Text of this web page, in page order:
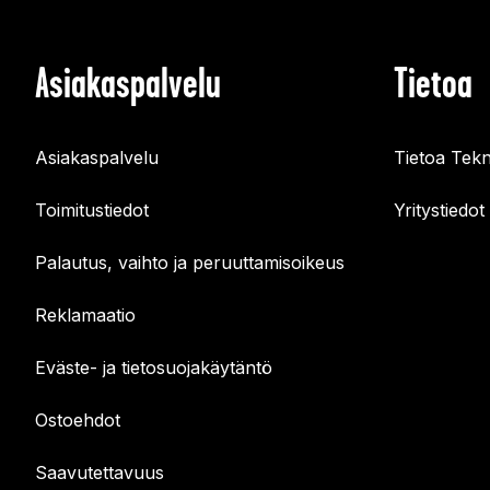
Asiakaspalvelu
Asiakaspalvelu
Toimitustiedot
Palautus, vaihto ja peruuttamisoikeus
Reklamaatio
Eväste- ja tietosuojakäytäntö
Ostoehdot
Saavutettavuus
Tietoa
Tietoa
Yritystiedot